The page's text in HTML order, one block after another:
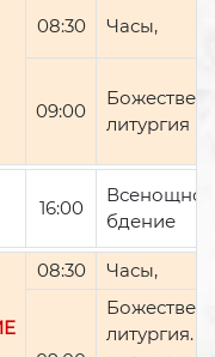
08:30 Часы,
09:00
литургия
16:00
Всенощное
бдение
08:30 Часы,
литургия.